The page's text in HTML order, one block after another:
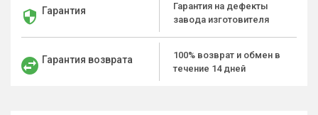
Гарантия
Гарантия на дефекты
завода изготовителя
Гарантия возврата
100% возврат и обмен в
течение 14 дней